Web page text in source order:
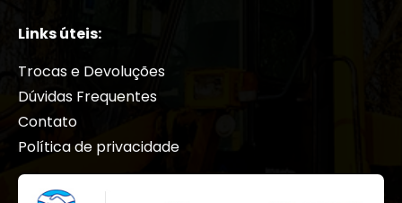
Juntas
Motor
Motor Hidraulico
PARAFUSOS
PINOS E BUCHAS
Reparo
Links úteis:
Trocas e Devoluções
Dúvidas Frequentes
Contato
Política de privacidade